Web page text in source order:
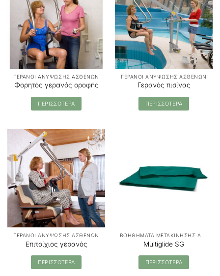
ΓΕΡΑΝΟΙ ΑΝΥΨΩΣΗΣ ΑΣΘΕΝΩΝ
Φορητός γερανός οροφής
ΠΕΡΙΣΣΟΤΕΡΑ
ΓΕΡΑΝΟΙ ΑΝΥΨΩΣΗΣ ΑΣΘΕΝΩΝ
Γερανός πισίνας
ΠΕΡΙΣΣΟΤΕΡΑ
ΓΕΡΑΝΟΙ ΑΝΥΨΩΣΗΣ ΑΣΘΕΝΩΝ
Επιτοίχιος γερανός
ΠΕΡΙΣΣΟΤΕΡΑ
Multiglide SG
ΠΕΡΙΣΣΟΤΕΡΑ